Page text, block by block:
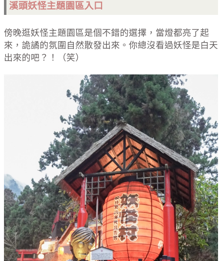
溪頭妖怪主題園區入口
傍晚逛妖怪主題園區是個不錯的選擇，當燈都亮了起
來，詭譎的氛圍自然散發出來。你總沒看過妖怪是白天
出來的吧？！（笑）